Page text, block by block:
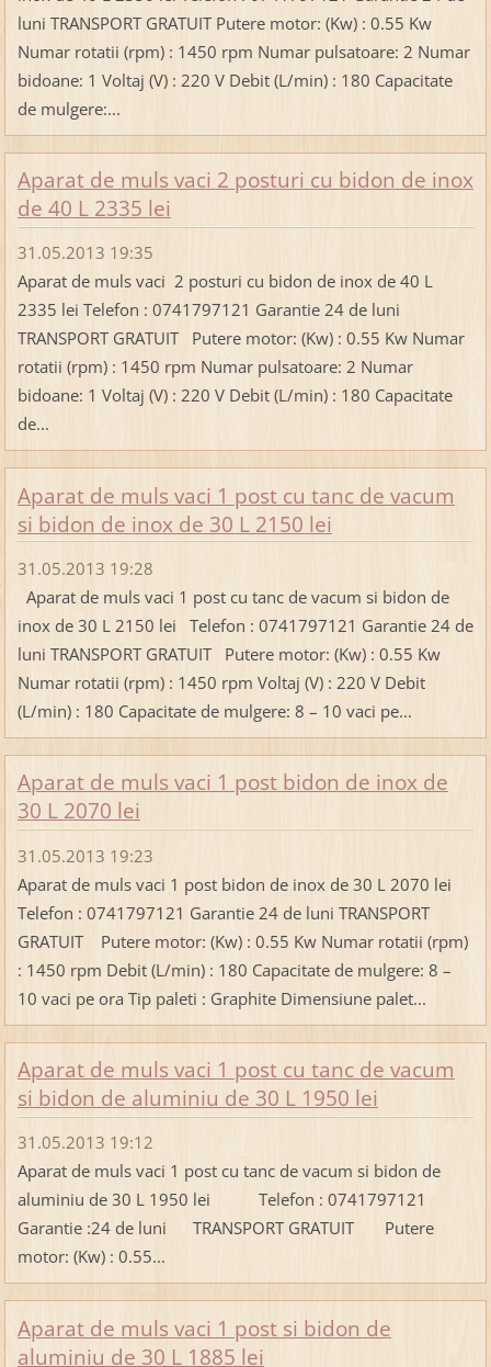
luni TRANSPORT GRATUIT Putere motor: (Kw) : 0.55 Kw
Numar rotatii (rpm) : 1450 rpm Numar pulsatoare: 2 Numar
bidoane: 1 Voltaj (V) : 220 V Debit (L/min) : 180 Capacitate
de mulgere:...
Aparat de muls vaci 2 posturi cu bidon de inox
de 40 L 2335 lei
31.05.2013 19:35
Aparat de muls vaci 2 posturi cu bidon de inox de 40 L
2335 lei Telefon : 0741797121 Garantie 24 de luni
TRANSPORT GRATUIT Putere motor: (Kw) : 0.55 Kw Numar
rotatii (rpm) : 1450 rpm Numar pulsatoare: 2 Numar
bidoane: 1 Voltaj (V) : 220 V Debit (L/min) : 180 Capacitate
de...
Aparat de muls vaci 1 post cu tanc de vacum
si bidon de inox de 30 L 2150 lei
31.05.2013 19:28
Aparat de muls vaci 1 post cu tanc de vacum si bidon de
inox de 30 L 2150 lei Telefon : 0741797121 Garantie 24 de
luni TRANSPORT GRATUIT Putere motor: (Kw) : 0.55 Kw
Numar rotatii (rpm) : 1450 rpm Voltaj (V) : 220 V Debit
(L/min) : 180 Capacitate de mulgere: 8 – 10 vaci pe...
Aparat de muls vaci 1 post bidon de inox de
30 L 2070 lei
31.05.2013 19:23
Aparat de muls vaci 1 post bidon de inox de 30 L 2070 lei
Telefon : 0741797121 Garantie 24 de luni TRANSPORT
GRATUIT Putere motor: (Kw) : 0.55 Kw Numar rotatii (rpm)
: 1450 rpm Debit (L/min) : 180 Capacitate de mulgere: 8 –
10 vaci pe ora Tip paleti : Graphite Dimensiune palet...
Aparat de muls vaci 1 post cu tanc de vacum
si bidon de aluminiu de 30 L 1950 lei
31.05.2013 19:12
Aparat de muls vaci 1 post cu tanc de vacum si bidon de
aluminiu de 30 L 1950 lei Telefon : 0741797121
Garantie :24 de luni TRANSPORT GRATUIT Putere
motor: (Kw) : 0.55...
Aparat de muls vaci 1 post si bidon de
aluminiu de 30 L 1885 lei